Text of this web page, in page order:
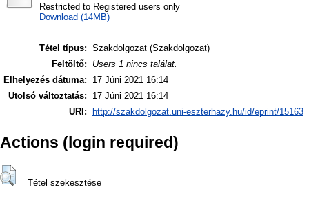
Restricted to Registered users only
Download (14MB)
Tétel típus: Szakdolgozat (Szakdolgozat)
Feltöltő:
Users 1 nincs találat.
Elhelyezés dátuma:
17 Júni 2021 16:14
Utolsó változtatás:
17 Júni 2021 16:14
URI:
http://szakdolgozat.uni-eszterhazy.hu/id/eprint/15163
Actions (login required)
Tétel szekesztése